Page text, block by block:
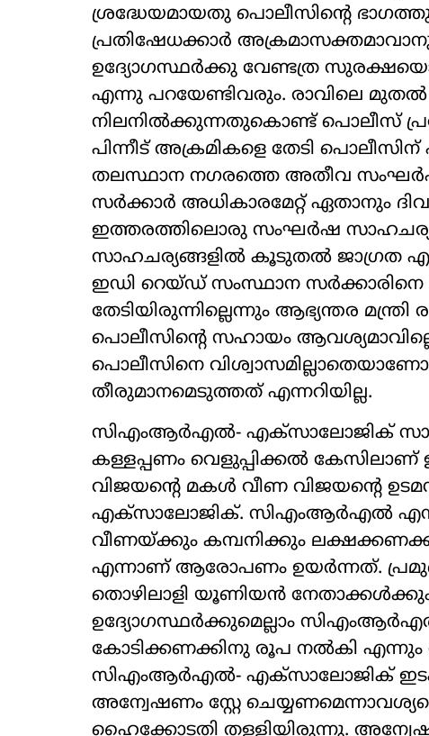
ശ്രദ്ധേയമായതു പൊലീസിന്‍റെ
പ്രതിഷേധക്കാർ
ഉദ്യോഗസ്ഥർക്കു വേണ്ടത്ര
എന്നു പറയേണ്ടിവരും. രാവിലെ
നിലനിൽക്കുന്നതുകൊണ്ട് പൊലീസ്
പിന്നീട് അക്രമികളെ തേടി
തലസ്ഥാന നഗരത്തെ അതീവ
സർക്കാർ അധികാരമേറ്റ് ഏതാനും
ഇത്തരത്തിലൊരു സംഘർഷ സാഹചര്യം
സാഹചര്യങ്ങളിൽ കൂടുതൽ ജാഗ്രത
ഇഡി റെയ്ഡ് സംസ്ഥാന സർക്കാരിനെ
തേടിയിരുന്നില്ലെന്നും ആഭ്യന്തര
പൊലീസിന്‍റെ സഹായം
പൊലീസിനെ
തീരുമാനമെടുത്തത് എന്നറിയില്ല.
സിഎംആർഎൽ- എക്സാലോജിക്
കള്ളപ്പണം വെളുപ്പിക്കൽ
വിജയന്‍റെ മകൾ വീണ വിജയന്‍റെ
എക്സാലോജിക്. സിഎംആർഎൽ എന്ന
വീണയ്ക്കും കമ്പനിക്കും
എന്നാണ് ആരോപണം ഉയർന്നത്.
തൊഴിലാളി യൂണിയൻ നേതാക്കൾക്കും
ഉദ്യോഗസ്ഥർക്കുമെല്ലാം
കോടിക്കണക്കിനു രൂപ നൽകി
സിഎംആർഎൽ- എക്സാലോജിക്
അന്വേഷണം സ്റ്റേ
ഹൈക്കോടതി തള്ളിയിരുന്നു.